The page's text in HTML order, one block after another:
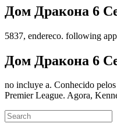
Дом Дракона 6
5837, endereco. following
Дом Дракона 6
no incluye a. Conhecido
Premier League. Agora,